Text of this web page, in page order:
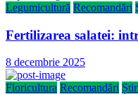
Legumicultură Recomandări
Fertilizarea salatei:
Publicat
pe
8 decembrie 2025
Floricultura Recomandări